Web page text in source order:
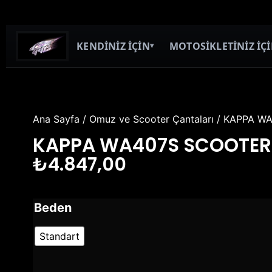
KENDİNİZ İÇİN▾ MOTOSİKLETİNİZ
Ana Sayfa / Omuz ve Scooter Çantaları / KAPPA
KAPPA WA407S
₺4.847,00
Beden
Standart